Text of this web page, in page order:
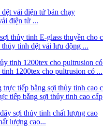
điện tử ...
tinh dệt vải lưu động ...
1200tex cho pultrusion có ...
tiếp bằng sợi thủy tinh cao cấp
lượng cao...